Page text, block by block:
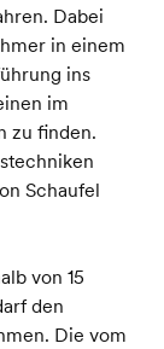
Dabei
in einem
ins
im
zu finden.
Schaufel
von 15
den
Die vom